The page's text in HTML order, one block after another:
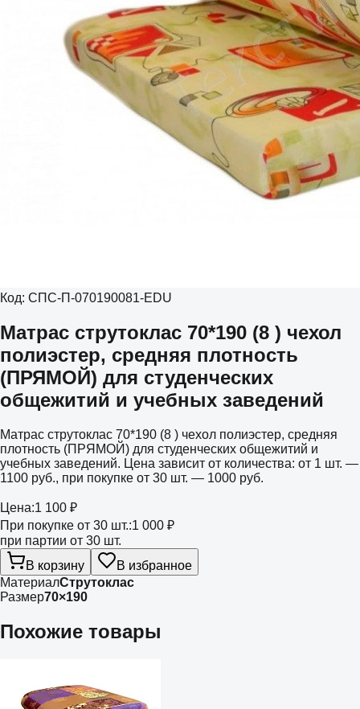
Код: СПС-П-070190081-EDU
Матрас струтоклас 70*190 (8 ) чехол
полиэстер, средняя плотность
(ПРЯМОЙ) для студенческих
общежитий и учебных заведений
Матрас струтоклас 70*190 (8 ) чехол полиэстер, средняя
плотность (ПРЯМОЙ) для студенческих общежитий и
учебных заведений. Цена зависит от количества: от 1 шт. —
1100 руб., при покупке от 30 шт. — 1000 руб.
Цена:1 100 ₽
При покупке от 30 шт.:1 000 ₽
при партии от 30 шт.
В корзину
В избранное
МатериалСтрутоклас
Размер70×190
Похожие товары